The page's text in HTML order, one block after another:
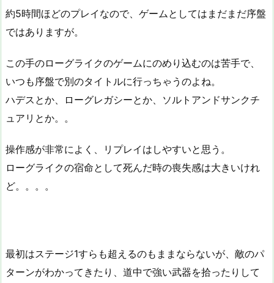
約5時間ほどのプレイなので、ゲームとしてはまだまだ序盤
ではありますが。
この手のローグライクのゲームにのめり込むのは苦手で、
いつも序盤で別のタイトルに行っちゃうのよね。
ハデスとか、ローグレガシーとか、ソルトアンドサンクチ
ュアリとか。。
操作感が非常によく、リプレイはしやすいと思う。
ローグライクの宿命として死んだ時の喪失感は大きいけれ
ど。。。。
最初はステージ1すらも超えるのもままならないが、敵のパ
ターンがわかってきたり、道中で強い武器を拾ったりして